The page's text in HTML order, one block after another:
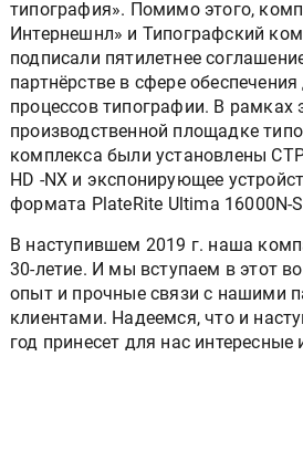
типография». Помимо этого,
Интернешнл» и Типографский
подписали пятилетнее
партнёрстве в сфере
процессов типографии. В рамках
производственной площадке
комплекса были установлены
HD -NX и экспонирующее
формата PlateRite Ultima 16000N-
В наступившем 2019 г. наша
30-летие. И мы вступаем в этот
опыт и прочные связи с нашими
клиентами. Надеемся, что и
год принесет для нас интересные